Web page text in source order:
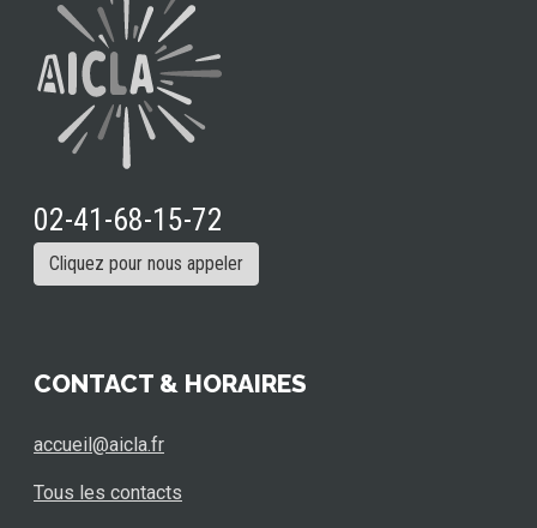
02-41-68-15-72
Cliquez pour nous appeler
CONTACT & HORAIRES
accueil@aicla.fr
Tous les contacts